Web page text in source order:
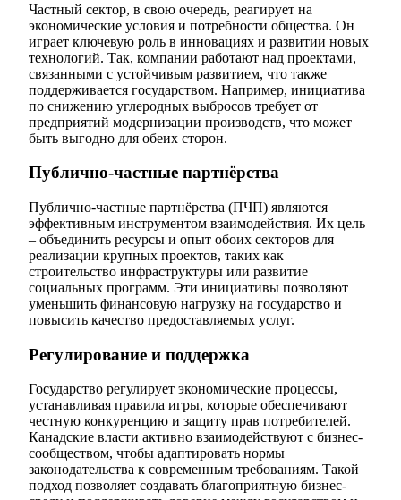
Частный сектор, в свою очередь, реагирует на
экономические условия и потребности общества. Он
играет ключевую роль в инновациях и развитии новых
технологий. Так, компании работают над проектами,
связанными с устойчивым развитием, что также
поддерживается государством. Например, инициатива
по снижению углеродных выбросов требует от
предприятий модернизации производств, что может
быть выгодно для обеих сторон.
Публично-частные партнёрства
Публично-частные партнёрства (ПЧП) являются
эффективным инструментом взаимодействия. Их цель
– объединить ресурсы и опыт обоих секторов для
реализации крупных проектов, таких как
строительство инфраструктуры или развитие
социальных программ. Эти инициативы позволяют
уменьшить финансовую нагрузку на государство и
повысить качество предоставляемых услуг.
Регулирование и поддержка
Государство регулирует экономические процессы,
устанавливая правила игры, которые обеспечивают
честную конкуренцию и защиту прав потребителей.
Канадские власти активно взаимодействуют с бизнес-
сообществом, чтобы адаптировать нормы
законодательства к современным требованиям. Такой
подход позволяет создавать благоприятную бизнес-